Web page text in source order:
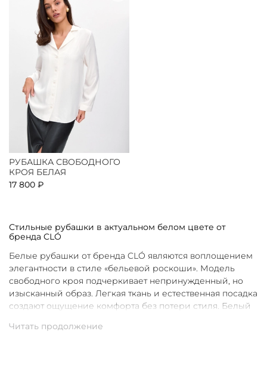
РУБАШКА СВОБОДНОГО
КРОЯ БЕЛАЯ
17 800 ₽
Стильные рубашки в актуальном белом цвете от
бренда CLÓ
Белые рубашки от бренда CLÓ являются воплощением
элегантности в стиле «бельевой роскоши». Модель
свободного кроя подчеркивает непринужденный, но
изысканный образ. Легкая ткань и естественная посадка
создают ощущение комфорта без потери стиля. Белый
чистоты и универсальности. Такая рубашка легко